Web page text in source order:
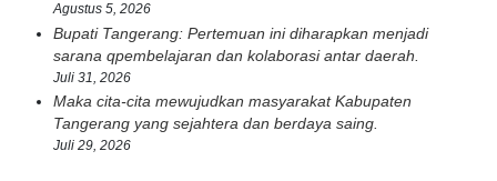
Agustus 5, 2026
Bupati Tangerang: Pertemuan ini diharapkan menjadi
sarana qpembelajaran dan kolaborasi antar daerah.
Juli 31, 2026
Maka cita-cita mewujudkan masyarakat Kabupaten
Tangerang yang sejahtera dan berdaya saing.
Juli 29, 2026